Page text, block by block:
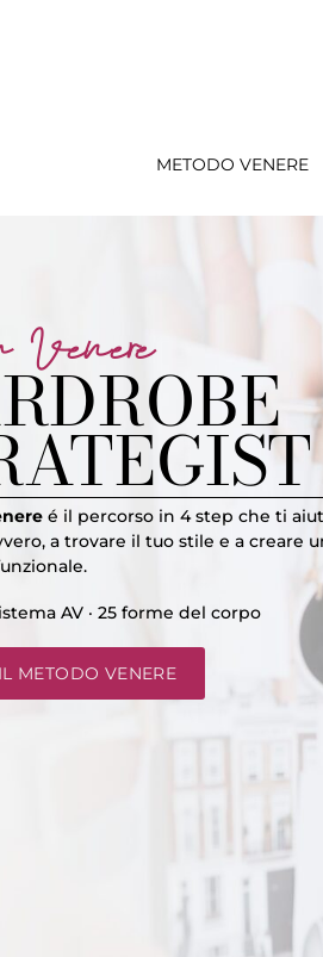
METODO VENERE
é il percorso in 4 step che ti
a trovare il tuo stile e a creare
AV · 25 forme del corpo
METODO VENERE